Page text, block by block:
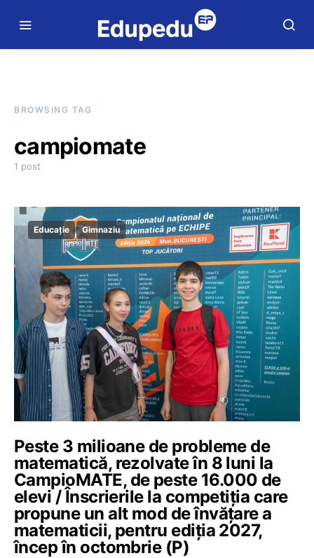
BROWSING TAG
campiomate
1 post
Educație Gimnaziu
Peste 3 milioane de probleme de
matematică, rezolvate în 8 luni la
CampioMATE, de peste 16.000 de
elevi / Înscrierile la competiția care
propune un alt mod de învățare a
matematicii, pentru ediția 2027,
încep în octombrie (P)